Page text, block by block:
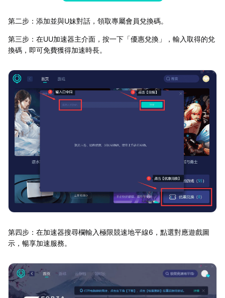
第二步：添加並與U妹對話，領取專屬會員兌換碼。
第三步：在UU加速器主介面，按一下「優惠兌換」，輸入取得的兌
換碼，即可免費獲得加速時長。
第四步：在加速器搜尋欄輸入極限競速地平線6，點選對應遊戲圖
示，暢享加速服務。